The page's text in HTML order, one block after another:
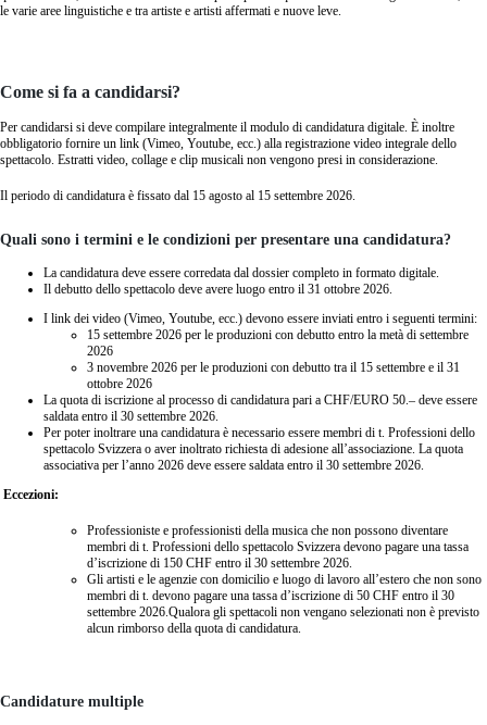
le varie aree linguistiche e tra artiste e artisti affermati e nuove leve.
Come si fa a candidarsi?
Per candidarsi si deve compilare integralmente il modulo di candidatura digitale. È inoltre
obbligatorio fornire un link (Vimeo, Youtube, ecc.) alla registrazione video integrale dello
spettacolo. Estratti video, collage e clip musicali non vengono presi in considerazione.
Il periodo di candidatura è fissato dal 15 agosto al 15 settembre 2026.
Quali sono i termini e le condizioni per presentare una candidatura?
La candidatura deve essere corredata dal dossier completo in formato digitale.
Il debutto dello spettacolo deve avere luogo entro il 31 ottobre 2026.
I link dei video (Vimeo, Youtube, ecc.) devono essere inviati entro i seguenti termini:
15 settembre 2026 per le produzioni con debutto entro la metà di settembre
2026
3 novembre 2026 per le produzioni con debutto tra il 15 settembre e il 31
ottobre 2026
La quota di iscrizione al processo di candidatura pari a CHF/EURO 50.– deve essere
saldata entro il 30 settembre 2026.
Per poter inoltrare una candidatura è necessario essere membri di t. Professioni dello
spettacolo Svizzera o aver inoltrato richiesta di adesione all’associazione. La quota
associativa per l’anno 2026 deve essere saldata entro il 30 settembre 2026.
Eccezioni:
Professioniste e professionisti della musica che non possono diventare
membri di t. Professioni dello spettacolo Svizzera devono pagare una tassa
d’iscrizione di 150 CHF entro il 30 settembre 2026.
Gli artisti e le agenzie con domicilio e luogo di lavoro all’estero che non sono
membri di t. devono pagare una tassa d’iscrizione di 50 CHF entro il 30
settembre 2026.Qualora gli spettacoli non vengano selezionati non è previsto
alcun rimborso della quota di candidatura.
Candidature multiple